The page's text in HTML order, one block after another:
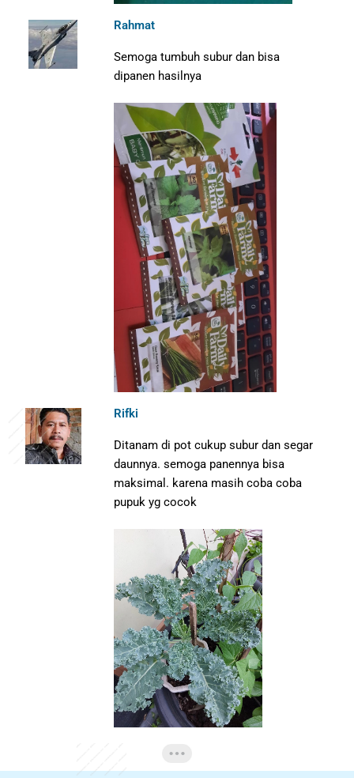
Rahmat
Semoga tumbuh subur dan bisa
dipanen hasilnya
Rifki
Ditanam di pot cukup subur dan segar
daunnya. semoga panennya bisa
maksimal. karena masih coba coba
pupuk yg cocok